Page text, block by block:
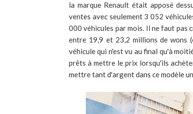
la marque Renault était apposé
ventes avec seulement 3 052
000 véhicules par mois. Il ne faut pas
entre 19,9 et 23,2 millions de wons
véhicule qui n'est vu au final qu'à
prêts à mettre le prix lorsqu'ils
mettre tant d'argent dans ce modèle